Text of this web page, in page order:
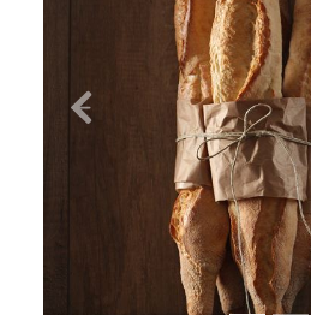
Zurück